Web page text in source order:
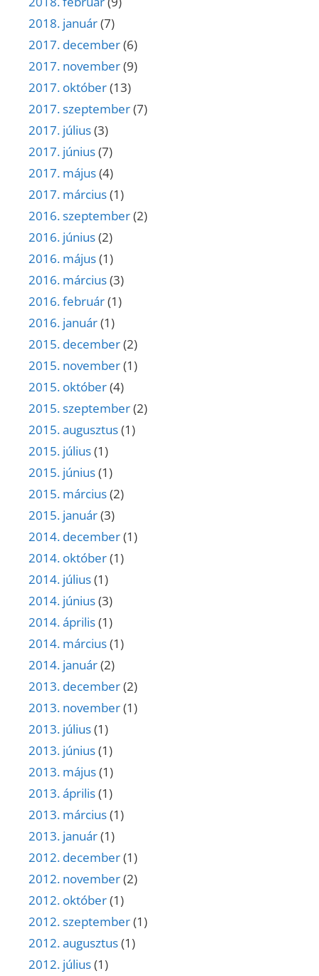
2018. január(7)
2017. december(6)
2017. november(9)
2017. október(13)
2017. szeptember(7)
2017. július(3)
2017. június(7)
2017. május(4)
2017. március(1)
2016. szeptember(2)
2016. június(2)
2016. május(1)
2016. március(3)
2016. február(1)
2016. január(1)
2015. december(2)
2015. november(1)
2015. október(4)
2015. szeptember(2)
2015. augusztus(1)
2015. július(1)
2015. június(1)
2015. március(2)
2015. január(3)
2014. december(1)
2014. október(1)
2014. július(1)
2014. június(3)
2014. április(1)
2014. március(1)
2014. január(2)
2013. december(2)
2013. november(1)
2013. július(1)
2013. június(1)
2013. május(1)
2013. április(1)
2013. március(1)
2013. január(1)
2012. december(1)
2012. november(2)
2012. október(1)
2012. szeptember(1)
2012. augusztus(1)
2012. július(1)